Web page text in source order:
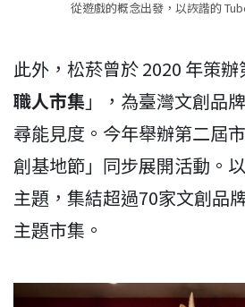
從遊戲的概念出發，以詼諧的
此外，松菸曾於 2020 年策
職人市集」，為臺灣文創品
尋能見度。今年舉辦第二屆
創基地節」同步展開活動。
主題，集結超過70家文創品
主題市集。